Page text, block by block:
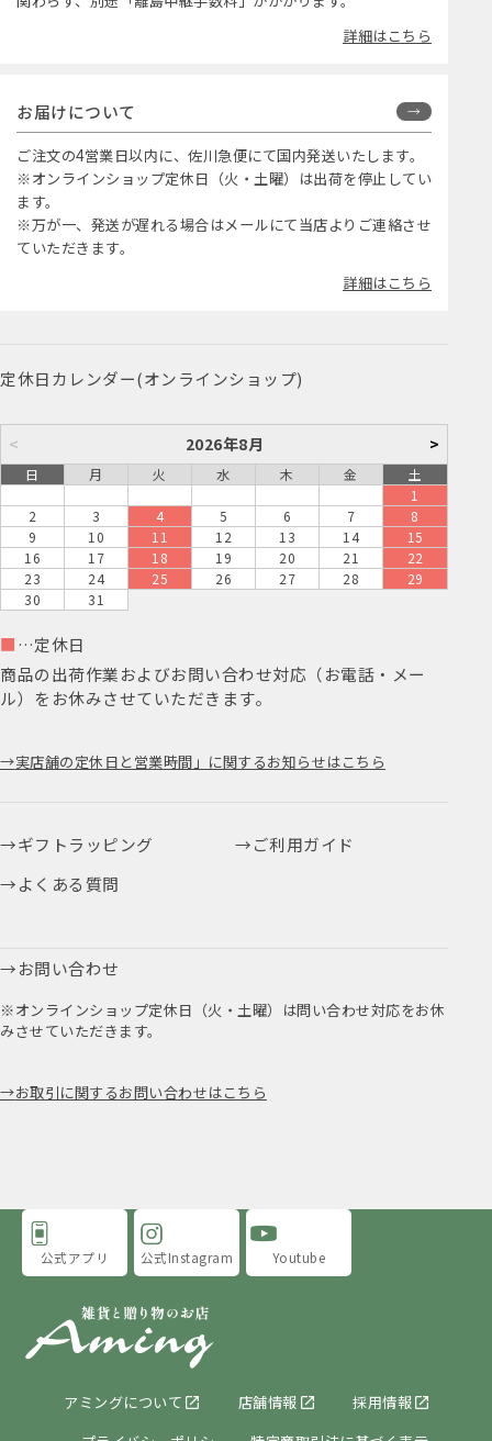
詳細はこちら
お届けについて
ご注文の4営業日以内に、佐川急便にて国内発送いたします。
※オンラインショップ定休日（火・土曜）は出荷を停止してい
ます。
※万が一、発送が遅れる場合はメールにて当店よりご連絡させ
ていただきます。
詳細はこちら
定休日カレンダー(オンラインショップ)
< 2026年8月 >
日 月 火 水 木 金
土
1
2
3 4 5 6 7
8
9
10 11 12 13 14
15
16
17 18 19 20 21
22
23
24 25 26 27 28
29
30
31
■ …定休日
商品の出荷作業およびお問い合わせ対応（お電話・メー
ル）をお休みさせていただきます。
実店舗の定休日と営業時間」に関するお知らせはこちら
ギフトラッピング
ご利用ガイド
よくある質問
お問い合わせ
※オンラインショップ定休日（火・土曜）は問い合わせ対応をお休
みさせていただきます。
お取引に関するお問い合わせはこちら
アミングについて 店舗情報
採用情報
公式アプリ 公式Instagram Youtube